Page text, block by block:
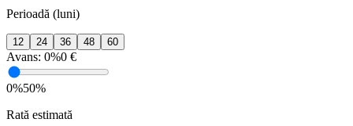
Perioadă (luni)
12 24 36 48 60
Avans: 0%0 €
0%50%
Rată estimată